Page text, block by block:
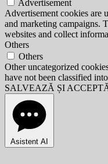
Advertisement
Advertisement cookies are
and marketing campaigns.
websites and collect
Others
Others
Other uncategorized
have not been classified
SALVEAZĂ ȘI
Asistent AI